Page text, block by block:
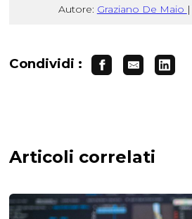
Autore: Graziano De Maio |
Condividi :
Articoli correlati